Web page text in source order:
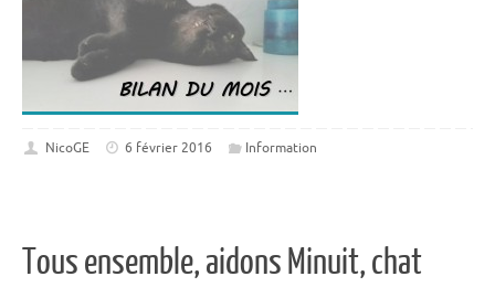
NicoGE 6 février 2016 Information
Tous ensemble, aidons Minuit, chat